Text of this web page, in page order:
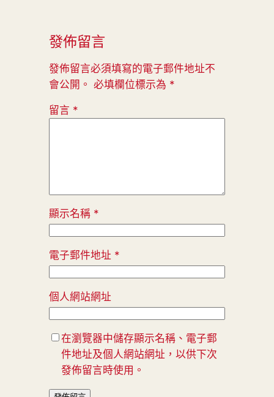
發佈留言
發佈留言必須填寫的電子郵件地址不
會公開。 必填欄位標示為 *
留言 *
顯示名稱 *
電子郵件地址 *
個人網站網址
在瀏覽器中儲存顯示名稱、電子郵
件地址及個人網站網址，以供下次
發佈留言時使用。